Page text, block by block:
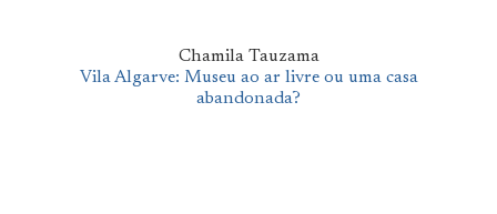
Chamila Tauzama
Vila Algarve: Museu ao ar livre ou uma casa
abandonada?